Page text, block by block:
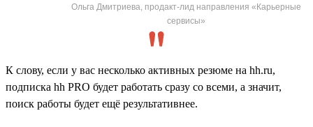
Ольга Дмитриева, продакт-лид направления «Карьерные
сервисы»
К слову, если у вас несколько активных резюме на hh.ru,
подписка hh PRO будет работать сразу со всеми, а значит,
поиск работы будет ещё результативнее.